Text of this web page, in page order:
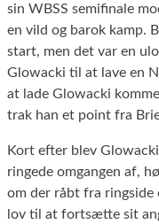
sin WBSS semifinale
en vild og barok kamp.
start, men det var en
Glowacki til at lave en
at lade Glowacki
trak han et point fra
Kort efter blev
ringede omgangen af,
om der råbt fra ringside
lov til at fortsætte sit